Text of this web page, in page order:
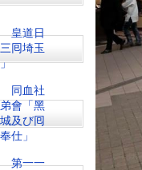
皇道日
囘埼玉
同血社
會「黑
及び囘
仕」
第一一